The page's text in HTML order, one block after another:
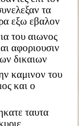
τα
εξω εβαλον
του αιωνος
αφοριουσιν
δικαιων
καμινον του
και ο
ταυτα